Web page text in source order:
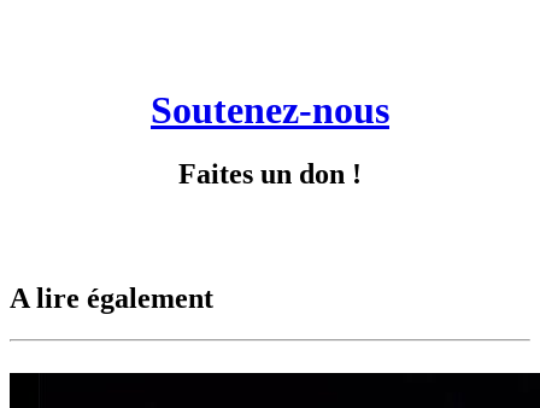
Soutenez-nous
Faites un don !
A lire également